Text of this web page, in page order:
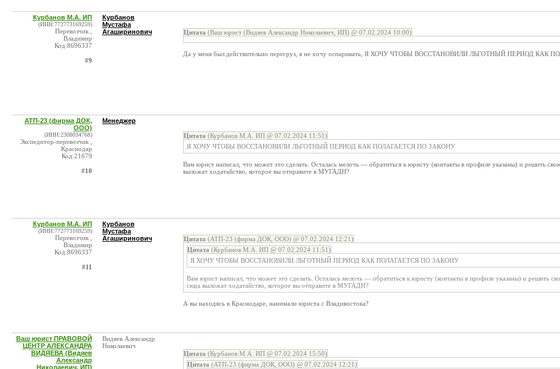
Курбанов М.А. ИП
(ИНН:772773169259)
Перевозчик ,
Владимир
Код:8696337
#9
Курбанов
Мустафа
Агаширинович
Цитата (Ваш юрист (Видяев Александр Николаевич, ИП) @ 07.02.2024 10:00)
Да у меня был действительно перегруз, я не хочу оспаривать, Я ХОЧУ ЧТОБЫ ВОССТАНОВИЛИ ЛЬГОТНЫЙ ПЕРИОД КАК
АТП-23 (фирма ДОК,
ООО)
(ИНН:2308034768)
Экспедитор-перевозчик ,
Краснодар
Код:21679
#10
Менеджер
Цитата (Курбанов М.А. ИП @ 07.02.2024 11:51)
Я ХОЧУ ЧТОБЫ ВОССТАНОВИЛИ ЛЬГОТНЫЙ ПЕРИОД КАК ПОЛАГАЕТСЯ ПО ЗАКОНУ
Вам юрист написал, что может это сделать. Осталась мелочь — обратиться к юристу (контакты в профиле указаны) и решить
выложат ходатайство, которое вы отправите в МУГАДН?
Курбанов М.А. ИП
(ИНН:772773169259)
Перевозчик ,
Владимир
Код:8696337
#11
Курбанов
Мустафа
Агаширинович
Цитата (АТП-23 (фирма ДОК, ООО) @ 07.02.2024 12:21)
Цитата (Курбанов М.А. ИП @ 07.02.2024 11:51)
Я ХОЧУ ЧТОБЫ ВОССТАНОВИЛИ ЛЬГОТНЫЙ ПЕРИОД КАК ПОЛАГАЕТСЯ ПО ЗАКОНУ
Вам юрист написал, что может это сделать. Осталась мелочь — обратиться к юристу (контакты в профиле указаны) и решить
сюда выложат ходатайство, которое вы отправите в МУГАДН?
А вы находясь в Краснодаре, нанимали юриста с Владивостока?
Ваш юрист ПРАВОВОЙ
ЦЕНТР АЛЕКСАНДРА
ВИДЯЕВА (Видяев
Александр
Николаевич, ИП)
Видяев Александр
Николаевич
Цитата (Курбанов М.А. ИП @ 07.02.2024 15:50)
Цитата (АТП-23 (фирма ДОК, ООО) @ 07.02.2024 12:21)